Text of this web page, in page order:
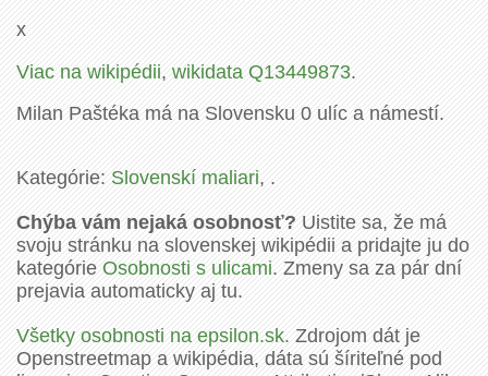
x
Viac na wikipédii,wikidata Q13449873.
Milan Paštéka má na Slovensku 0 ulíc a námestí.
Kategórie:Slovenskí maliari, .
Chýba vám nejaká osobnosť?Uistite sa, že má
svoju stránku na slovenskej wikipédii a pridajte ju do
kategórieOsobnosti s ulicami. Zmeny sa za pár dní
prejavia automaticky aj tu.
Všetky osobnosti na epsilon.sk.Zdrojom dát je
Openstreetmap a wikipédia, dáta sú šíriteľné pod